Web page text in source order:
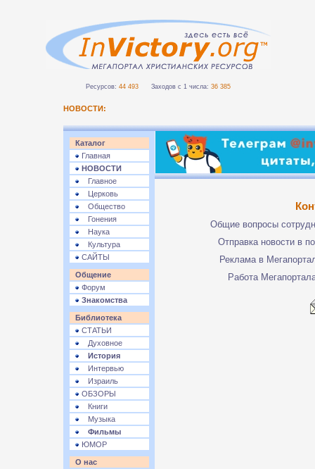
Ресурсов: 44 493 Заходов с 1 числа: 36 385
НОВОСТИ:
Каталог
Главная
НОВОСТИ
Главное
Церковь
Общество
Гонения
Наука
Культура
САЙТЫ
Общение
Форум
Знакомства
Библиотека
СТАТЬИ
Духовное
История
Интервью
Израиль
ОБЗОРЫ
Книги
Музыка
Фильмы
ЮМОР
О нас
Общие вопросы
Отправка новости в
Реклама в
Работа